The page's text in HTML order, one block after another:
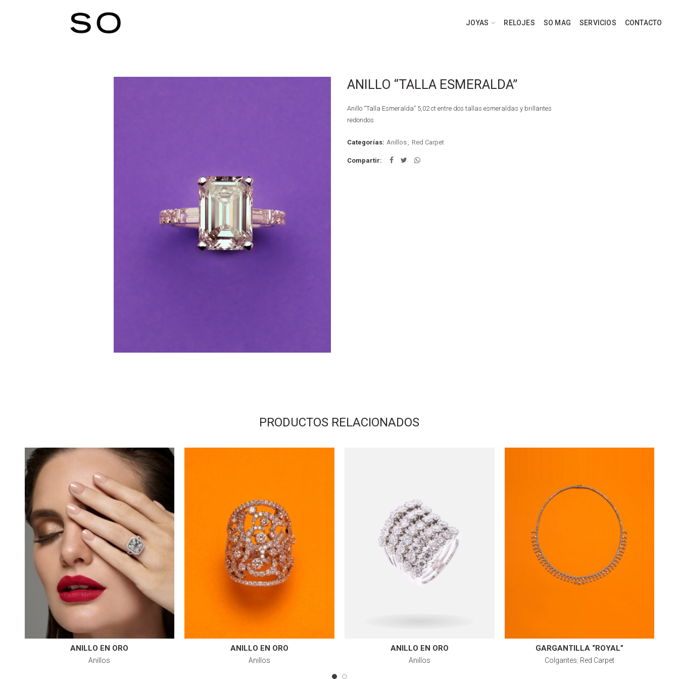
JOYAS RELOJES SO MAG SERVICIOS CONTACTO
ANILLO “TALLA ESMERALDA”
Anillo “Talla Esmeralda” 5,02 ct entre dos tallas esmeraldas y brillantes
redondos
Categorías: Anillos, Red Carpet
Compartir
PRODUCTOS RELACIONADOS
ANILLO EN ORO
Anillos
ANILLO EN ORO
Anillos
ANILLO EN ORO
Anillos
GARGANTILLA “ROYAL”
Colgantes Red Carpet